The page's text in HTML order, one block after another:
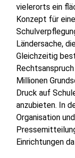
vielerorts ein
Konzept für
Ländersache,
Gleichzeitig
Millionen
Druck auf
anzubieten. In
Organisation
Einrichtungen